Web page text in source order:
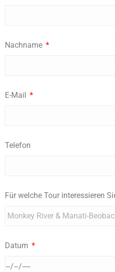
Nachname
E-Mail
Telefon
Für welche Tour interessieren
Datum